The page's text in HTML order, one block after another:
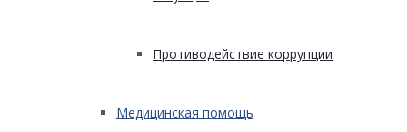
Противодействие коррупции
Медицинская помощь